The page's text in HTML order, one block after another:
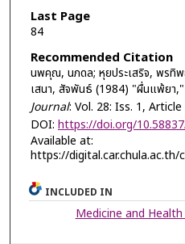
Last Page
84
Recommended Citation
นพคุณ, นภดล; หุยประเสริจ, พรทิ
เสนา, สัจพันธ์ (1984) "ผื่นแพ้ยา,"
Journal: Vol. 28: Iss. 1, Article
DOI: https://doi.org/
Available at:
https://
INCLUDED IN
Medicine and